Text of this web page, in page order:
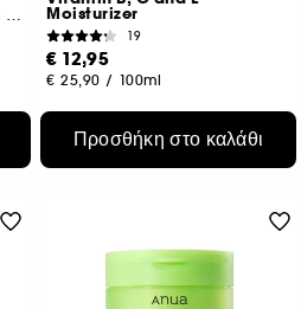
Ενυδατική Μάσκα Προσώπου με Τριαντάφυλλο Moisturizer
19
€ 12,95
€ 25,90 / 100ml
Προσθήκη στο καλάθι